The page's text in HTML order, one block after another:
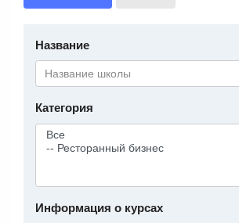
Название
Категория
Информация о курсах